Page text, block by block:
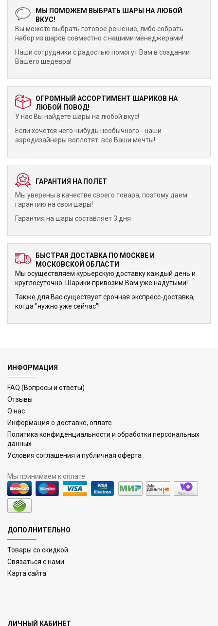
МЫ ПОМОЖЕМ ВЫБРАТЬ ШАРЫ НА ЛЮБОЙ
ВКУС!
Вы можете выбрать готовое решение, либо собрать
набор из шаров совместно с нашими менеджерами!
Наши сотрудники с радостью помогут Вам в создании
Вашего шедевра!
ОГРОМНЫЙ АССОРТИМЕНТ ШАРИКОВ НА
ЛЮБОЙ ПОВОД!
У нас Вы найдете шары на любой вкус!
Если хочется чего-нибудь необычного - наши
аэродизайнеры воплотят все Ваши мечты!
ГАРАНТИЯ НА ПОЛЕТ
Мы уверены в качестве своего товара, поэтому даем
гарантию на свои шары!
Гарантия на шары составляет 3 дня
БЫСТРАЯ ДОСТАВКА ПО МОСКВЕ И
МОСКОВСКОЙ ОБЛАСТИ
Мы осуществляем курьерскую доставку каждый день и
круглосуточно. Шарики привозим Вам уже надутыми!
Также для Вас существует срочная экспресс-доставка,
когда "нужно уже сейчас"!
ИНФОРМАЦИЯ
FAQ (Вопросы и ответы)
Отзывы
О нас
Информация о доставке, оплате
Политика конфиденциальности и обработки персональных
данных
Условия соглашения и публичная оферта
Мы принимаем к оплате
ДОПОЛНИТЕЛЬНО
Товары со скидкой
Связаться с нами
Карта сайта
ЛИЧНЫЙ КАБИНЕТ